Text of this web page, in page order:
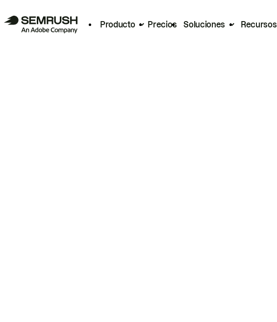
Producto Precios Soluciones Recursos